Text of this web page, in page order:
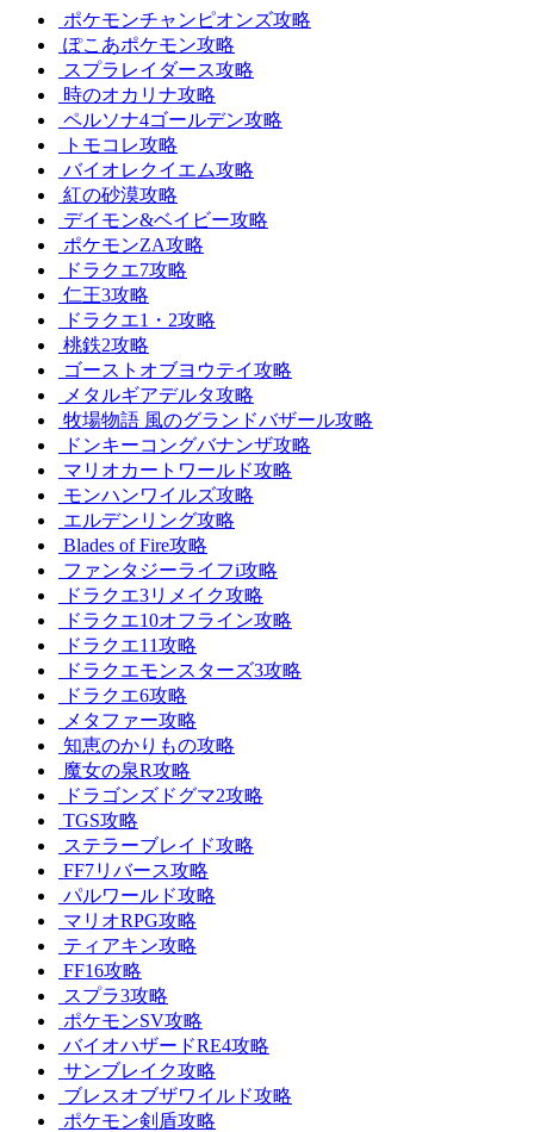
ポケモンチャンピオンズ攻略
ぽこあポケモン攻略
スプラレイダース攻略
時のオカリナ攻略
ペルソナ4ゴールデン攻略
トモコレ攻略
バイオレクイエム攻略
紅の砂漠攻略
デイモン&ベイビー攻略
ポケモンZA攻略
ドラクエ7攻略
仁王3攻略
ドラクエ1・2攻略
桃鉄2攻略
ゴーストオブヨウテイ攻略
メタルギアデルタ攻略
牧場物語 風のグランドバザール攻略
ドンキーコングバナンザ攻略
マリオカートワールド攻略
モンハンワイルズ攻略
エルデンリング攻略
Blades of Fire攻略
ファンタジーライフi攻略
ドラクエ3リメイク攻略
ドラクエ10オフライン攻略
ドラクエ11攻略
ドラクエモンスターズ3攻略
ドラクエ6攻略
メタファー攻略
知恵のかりもの攻略
魔女の泉R攻略
ドラゴンズドグマ2攻略
TGS攻略
ステラーブレイド攻略
FF7リバース攻略
パルワールド攻略
マリオRPG攻略
ティアキン攻略
FF16攻略
スプラ3攻略
ポケモンSV攻略
バイオハザードRE4攻略
サンブレイク攻略
ブレスオブザワイルド攻略
ポケモン剣盾攻略